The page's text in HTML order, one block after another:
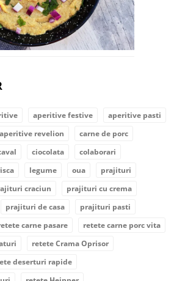
aperitive festive
aperitive pasti
aperitive revelion
carne de porc
ciocolata
colaborari
legume oua
prajituri
craciun
prajituri cu crema
prajituri de casa
prajituri pasti
carne pasare
retete carne porc vita
retete Crama Oprisor
deserturi rapide